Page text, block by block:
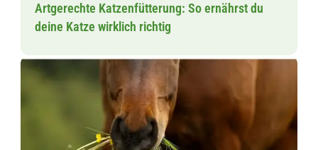
Artgerechte Katzenfütterung: So ernährst du
deine Katze wirklich richtig